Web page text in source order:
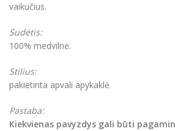
vaikučius.
Sudėtis:
100% medvilnė.
Stilius:
pakietinta apvali apykaklė
Pastaba:
Kiekvienas pavyzdys gali būti